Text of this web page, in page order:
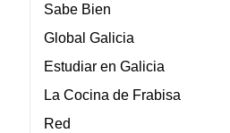
Sabe Bien
Global Galicia
Estudiar en Galicia
La Cocina de Frabisa
Red